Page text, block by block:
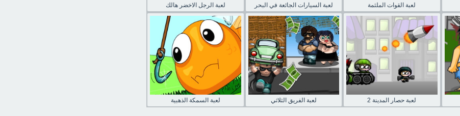
لعبة الرجل الاخضر هالك لعبة السيارات الجائعة في البحر لعبة القوات الملثمة
لعبة السمكة الذهبية لعبة الفريق الثلاثي لعبة حصار المدينة 2